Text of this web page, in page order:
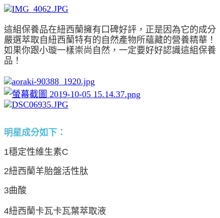
這組保養品在紐西蘭擁有口碑好評，正是因為它的成分
嚴選萃取自紐西蘭特有的自然產物所蘊藏的營養精華！
如果你跟小璇一樣崇尚自然，一定要好好認識這組保養
品！
明星成分如下：
1穩定性維生素C
2紐西蘭羊胎盤活性肽
3曲酸
4紐西蘭卡瓦卡瓦葉萃取液